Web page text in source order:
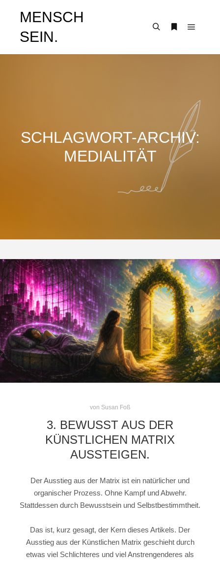
MENSCH
SEIN.
SCHLAGWORT-ARCHIV:
MEDIALITÄT
von Susan Foß
3. BEWUSST AUS DER
KÜNSTLICHEN MATRIX
AUSSTEIGEN.
Der Ausstieg aus der Matrix ist ein natürlicher und
organischer Prozess. Ohne Kampf und Abwehr.
Stattdessen durch Bewusstsein und Selbstbestimmtheit.
Das ist, kurz gesagt, der Kern dieses Artikels. Der
Ausstieg aus der Künstlichen Matrix geschieht durch
etwas viel Schlichteres und viel Anstrengenderes als